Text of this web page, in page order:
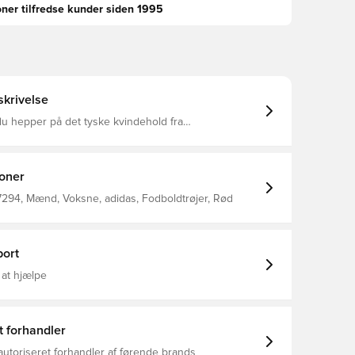
tilfredse kunder siden 1995
hepper på det tyske kvindehold fra
er lånt fra holdets kunstinspirerede
Elastan Tysklands holdmærke til kvinder
Mænd, Voksne, adidas, Fodboldtrøjer, Rød
at hjælpe
forhandler
forhandler af førende brands